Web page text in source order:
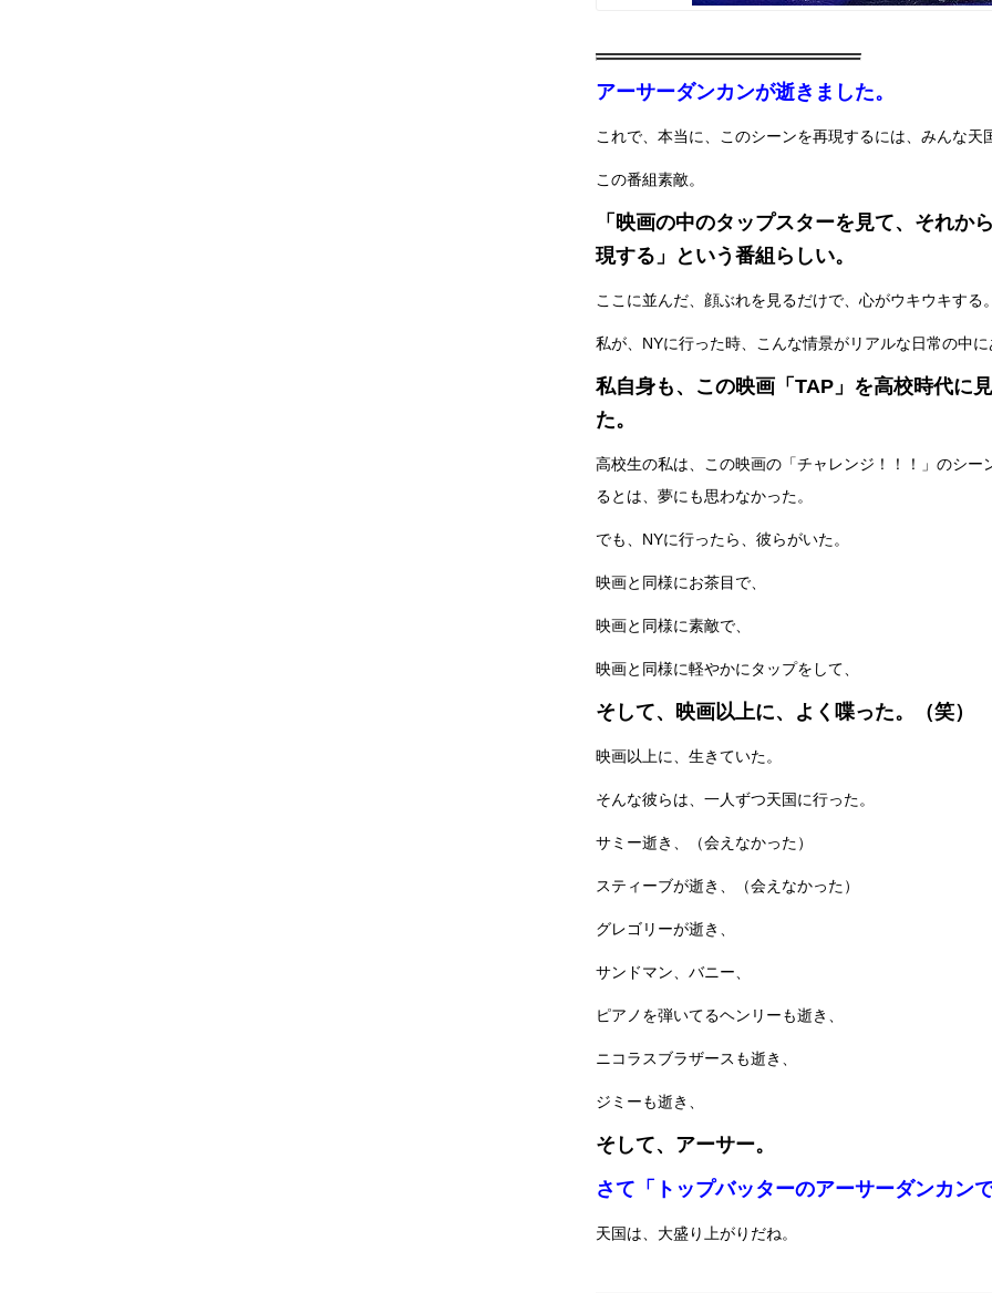
アーサーダンカンが逝きました。
これで、本当に、このシーンを再現するには、みんな天
この番組素敵。
「映画の中のタップスターを見て、それか
現する」という番組らしい。
ここに並んだ、顔ぶれを見るだけで、心がウキウキする。
私が、NYに行った時、こんな情景がリアルな日常の中に
私自身も、この映画「TAP」を高校時代に
た。
高校生の私は、この映画の「チャレンジ！！！」のシー
るとは、夢にも思わなかった。
でも、NYに行ったら、彼らがいた。
映画と同様にお茶目で、
映画と同様に素敵で、
映画と同様に軽やかにタップをして、
そして、映画以上に、よく喋った。（笑）
映画以上に、生きていた。
そんな彼らは、一人ずつ天国に行った。
サミー逝き、（会えなかった）
スティーブが逝き、（会えなかった）
グレゴリーが逝き、
サンドマン、バニー、
ピアノを弾いてるヘンリーも逝き、
ニコラスブラザースも逝き、
ジミーも逝き、
そして、アーサー。
さて「トップバッターのアーサーダンカン
天国は、大盛り上がりだね。